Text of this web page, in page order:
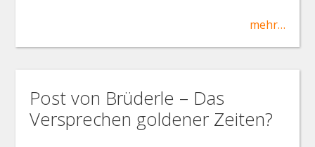
mehr…
Post von Brüderle – Das
Versprechen goldener Zeiten?